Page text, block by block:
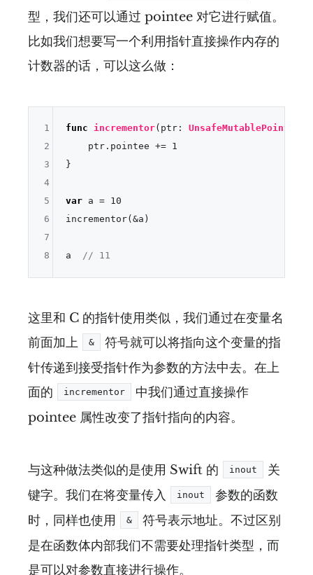
型，我们还可以通过 pointee 对它进行赋值。
比如我们想要写一个利用指针直接操作内存的
计数器的话，可以这么做：
func incrementor( ptr: UnsafeMutablePointer
    ptr.pointee
+=
1
}
var a =
10
incrementor( &a)
a // 11
1
2
3
4
5
6
7
8
这里和 C 的指针使用类似，我们通过在变量名
前面加上
&
符号就可以将指向这个变量的指
针传递到接受指针作为参数的方法中去。在上
面的
incrementor
中我们通过直接操作
pointee 属性改变了指针指向的内容。
与这种做法类似的是使用 Swift 的 inout
关
键字。我们在将变量传入
inout
参数的函数
时，同样也使用
&
符号表示地址。不过区别
是在函数体内部我们不需要处理指针类型，而
是可以对参数直接进行操作。